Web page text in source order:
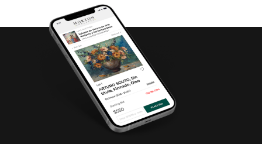
falta tenencia 2022 baja 2026; Es Probable Se
Entreguen Algunos Documentos En Copia, Es
Responsabilidad Del Comprador Certificarla.